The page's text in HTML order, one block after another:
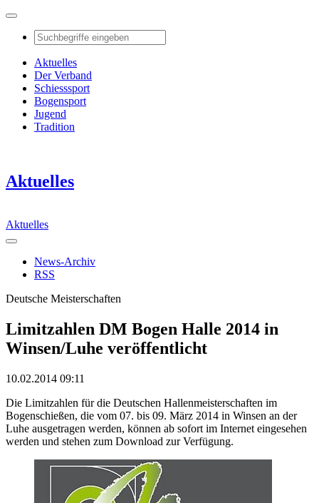
Aktuelles
Der Verband
Schiesssport
Bogensport
Jugend
Tradition
Aktuelles
Aktuelles
News-Archiv
RSS
Deutsche Meisterschaften
Limitzahlen DM Bogen Halle 2014 in
Winsen/Luhe veröffentlicht
10.02.2014 09:11
Die Limitzahlen für die Deutschen Hallenmeisterschaften im
Bogenschießen, die vom 07. bis 09. März 2014 in Winsen an der
Luhe ausgetragen werden, können ab sofort im Internet eingesehen
werden und stehen zum Download zur Verfügung.